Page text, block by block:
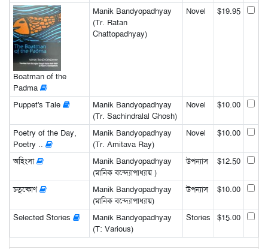
Boatman of the
Padma
Manik Bandyopadhyay
(Tr. Ratan
Chattopadhyay)
Novel $19.95
Puppet's Tale
Manik Bandyopadhyay
(Tr. Sachindralal Ghosh)
Novel $10.00
Poetry of the Day,
Poetry ..
Manik Bandyopadhyay
(Tr. Amitava Ray)
Novel $10.00
অহিংসা
Manik Bandyopadhyay
(মানিক বন্দ্যোপাধ্যায় )
উপন্যাস $12.50
চতুষ্কোণ
Manik Bandyopadhyay
(মানিক বন্দ্যোপাধ্যায়)
উপন্যাস $10.00
Selected Stories
Manik Bandyopadhyay
(T: Various)
Stories $15.00